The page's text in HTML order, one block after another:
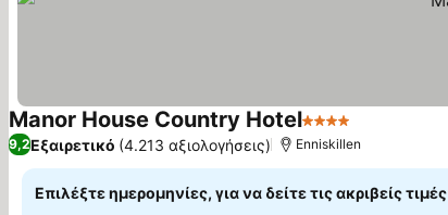
Manor House Country Hotel4 Αστέρια
9,2Εξαιρετικό (4.213 αξιολογήσεις) Enniskillen
Επιλέξτε ημερομηνίες, για να δείτε τις ακριβείς τιμές